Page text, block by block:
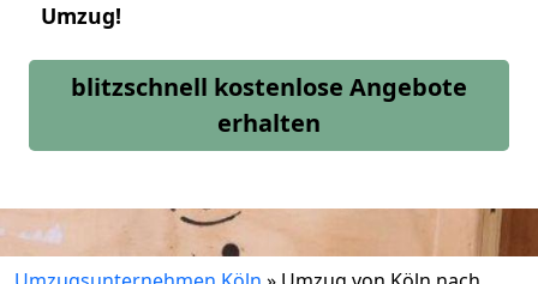
Umzug!
blitzschnell kostenlose Angebote
erhalten